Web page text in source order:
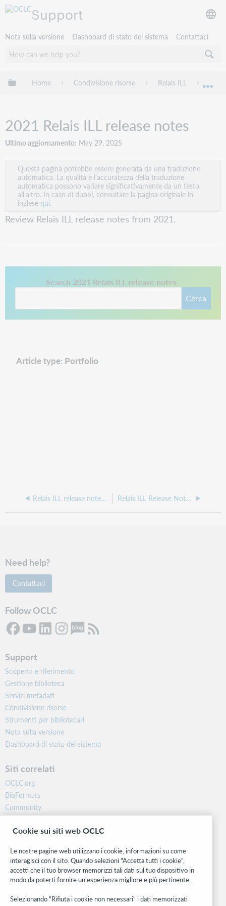
Support
Nota sulla versione Dashboard di stato del sistema Contattaci
Espandi/comprimi la gerarchia globale
Home Condivisione risorse Relais ILL
2021 Relais ILL release notes
Ultimo aggiornamento May 29, 2025
Questa pagina potrebbe essere generata da una traduzione
automatica. La qualità e l'accuratezza della traduzione
automatica possono variare significativamente da un testo
all'altro. In caso di dubbi, consultare la pagina originale in
inglesequi.
Review Relais ILL release notes from 2021.
Search 2021 Relais ILL release notes
Cerca
Questo collegamento si apre in una nuova scheda.
Article type: Portfolio
Relais ILL release notes, January 2022 Relais ILL Release Notes, December 2021
Need help?
Contattaci
Follow OCLC
Support
Scoperta e riferimento
Gestione biblioteca
Servizi metadati
Condivisione risorse
Strumenti per bibliotecari
Nota sulla versione
Dashboard di stato del sistema
Siti correlati
OCLC.org
BibFormats
Community
Ricerca
WebJunction
Stay in the know.
Ricevi gli ultimi aggiornamenti di prodotti, ricerche, eventi e molto
altro direttamente nella tua casella di posta.
Cookie sui siti web OCLC
Le nostre pagine web utilizzano i cookie, informazioni su come
interagisci con il sito. Quando selezioni "Accetta tutti i cookie",
accetti che il tuo browser memorizzi tali dati sul tuo dispositivo in
modo da poterti fornire un'esperienza migliore e più pertinente.
Selezionando "Rifiuta i cookie non necessari" i dati memorizzati